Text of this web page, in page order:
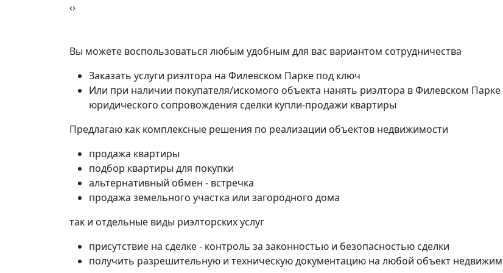
‹›
Вы можете воспользоваться любым удобным для вас вариантом сотрудничества
Заказать услуги риэлтора на Филевском Парке под ключ
Или при наличии покупателя/искомого объекта нанять риэлтора в Филевском Парке
юридического сопровождения сделки купли-продажи квартиры
Предлагаю как комплексные решения по реализации объектов недвижимости
продажа квартиры
подбор квартиры для покупки
альтернативный обмен - встречка
продажа земельного участка или загородного дома
так и отдельные виды риэлторских услуг
присутствие на сделке - контроль за законностью и безопасностью сделки
получить разрешительную и техническую документацию на любой объект